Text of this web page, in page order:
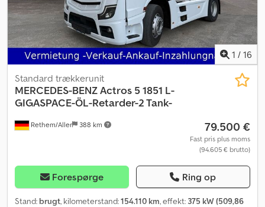
1 / 16
Rethem/Aller 388 km
Standard trækkerunit
MERCEDES-BENZActros 5 1851 L-
GIGASPACE-ÖL-Retarder-2 Tank-
79.500 €
Fast pris plus moms
(94.605 € brutto)
Forespørge Ring op
Stand: brugt, kilometerstand:154.110 km, effekt: 375 kW (509,86